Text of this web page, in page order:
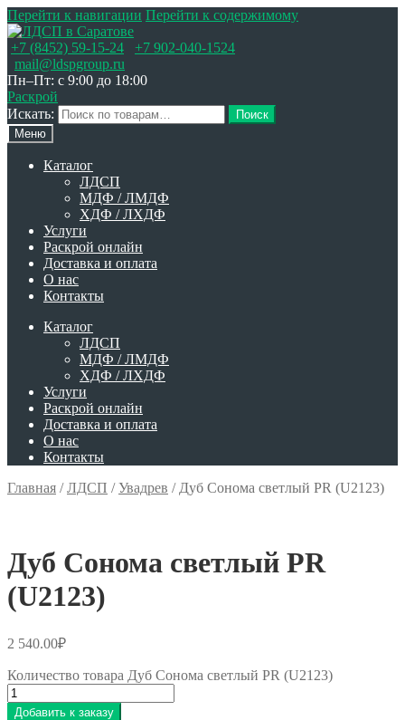
Перейти к навигации Перейти к содержимому
+7 (8452) 59-15-24
+7 902-040-1524
mail@ldspgroup.ru
Пн–Пт: с 9:00 до 18:00
Раскрой
Искать:
Поиск
Меню
Каталог
ЛДСП
МДФ / ЛМДФ
ХДФ / ЛХДФ
Услуги
Раскрой онлайн
Доставка и оплата
О нас
Контакты
Каталог
ЛДСП
МДФ / ЛМДФ
ХДФ / ЛХДФ
Услуги
Раскрой онлайн
Доставка и оплата
О нас
Контакты
Главная /ЛДСП /Увадрев / Дуб Сонома светлый PR (U2123)
Дуб Сонома светлый PR
(U2123)
2 540.00₽
Количество товара Дуб Сонома светлый PR (U2123)
Добавить к заказу